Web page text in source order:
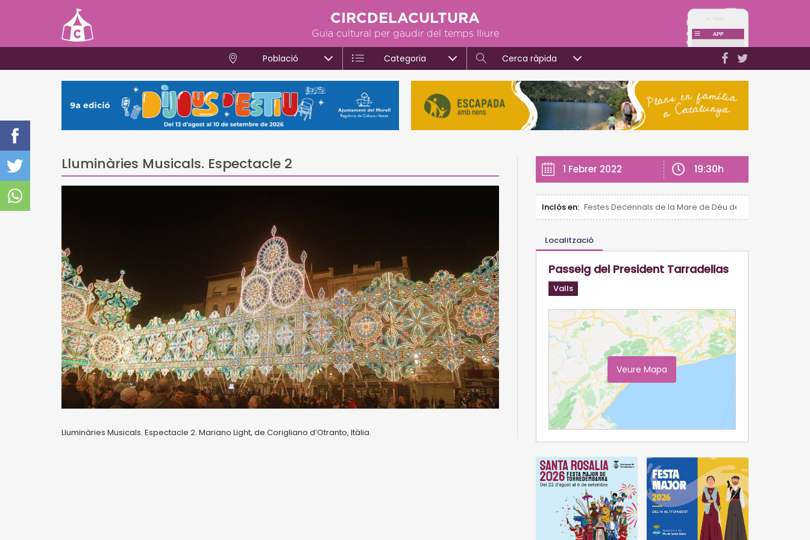
CIRCDELACULTURA
Guia cultural per gaudir del temps lliure
Població Categoria Cerca ràpida
Lluminàries Musicals. Espectacle 2
Lluminàries Musicals. Espectacle 2. Mariano Light, de Corigliano d’Otranto, Itàlia.
1 Febrer 2022 19:30h
Inclòs en: Festes Decennals de la Mare de Déu de la Candela de
Localització
Passeig del President Tarradellas
Valls
Veure Mapa